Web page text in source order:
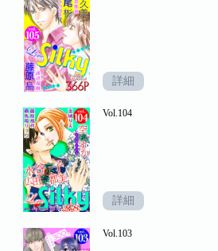
詳細
Vol.104
詳細
Vol.103